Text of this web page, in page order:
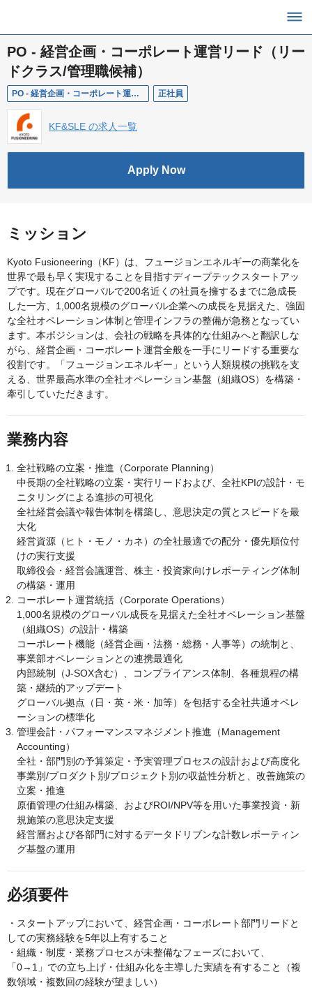
PO - 経営企画・コーポレート運営リード（リー
ドクラス/管理職候補）
PO - 経営企画・コーポレート運営リード（リードクラス/管理職候補） 正社員
KF&SLE の求人一覧
Apply Now
ミッション
Kyoto Fusioneering（KF）は、フュージョンエネルギーの商業化を
世界で最も早く実現することを目指すディープテックスタートアッ
プです。現在グローバルで200名近くの社員を擁するまでに急成長
した一方、1,000名規模のグローバル企業への成長を見据えた、強固
な全社オペレーション体制と管理インフラの整備が急務となってい
ます。本ポジションは、会社の戦略を具体的な仕組みへと翻訳しな
がら、経営企画・コーポレート運営全般を一手にリードする重要な
役割です。「フュージョンエネルギー」という人類規模の挑戦を支
える、世界最高水準の全社オペレーション基盤（組織OS）を構築・
牽引していただきます。
業務内容
全社戦略の立案・推進（Corporate Planning）
中長期の全社戦略の立案・実行リードおよび、全社KPIの設計・モ
ニタリングによる進捗の可視化
全社経営会議や報告体制を構築し、意思決定の質とスピードを最
大化
経営資源（ヒト・モノ・カネ）の全社最適での配分・優先順位付
けの実行支援
取締役会・経営会議運営、株主・投資家向けレポーティング体制
の構築・運用
コーポレート運営統括（Corporate Operations）
1,000名規模のグローバル成長を見据えた全社オペレーション基盤
（組織OS）の設計・構築
コーポレート機能（経営企画・法務・総務・人事等）の統制と、
事業部オペレーションとの連携最適化
内部統制（J-SOX含む）、コンプライアンス体制、各種規程の構
築・継続的アップデート
グローバル拠点（日・英・米・加等）を包括する全社共通オペレ
ーションの標準化
管理会計・パフォーマンスマネジメント推進（Management
Accounting）
全社・部門別の予算策定・予実管理プロセスの設計および高度化
事業別/プロダクト別/プロジェクト別の収益性分析と、改善施策の
立案・推進
原価管理の仕組み構築、およびROI/NPV等を用いた事業投資・新
規施策の意思決定支援
経営層および各部門に対するデータドリブンな計数レポーティン
グ基盤の運用
必須要件
・スタートアップにおいて、経営企画・コーポレート部門リードと
しての実務経験を5年以上有すること
・組織・制度・業務プロセスが未整備なフェーズにおいて、
「0→1」での立ち上げ・仕組み化を主導した実績を有すること（複
数領域・複数回の経験が望ましい）